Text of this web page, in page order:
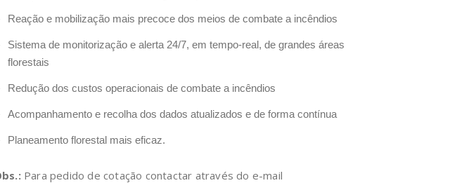
Reação e mobilização mais precoce dos meios de combate a incêndios
Sistema de monitorização e alerta 24/7, em tempo-real, de grandes áreas
florestais
Redução dos custos operacionais de combate a incêndios
Acompanhamento e recolha dos dados atualizados e de forma contínua
Planeamento florestal mais eficaz.
Para pedido de cotação contactar através do e-mail